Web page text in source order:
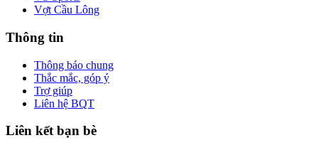
Vợt Cầu Lông
Thông tin
Thông báo chung
Thắc mắc, góp ý
Trợ giúp
Liên hệ BQT
Liên kết bạn bè